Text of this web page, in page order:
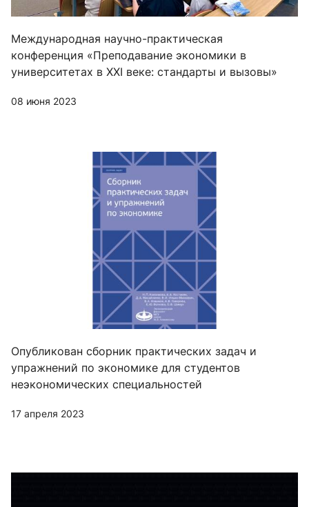
Международная научно-практическая
конференция «Преподавание экономики в
университетах в XXI веке: стандарты и вызовы»
08 июня 2023
Опубликован сборник практических задач и
упражнений по экономике для студентов
неэкономических специальностей
17 апреля 2023